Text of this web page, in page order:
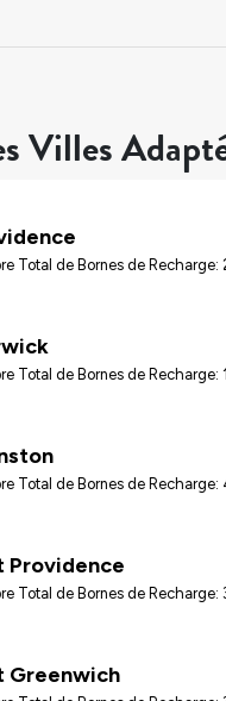
Villes
Total de Bornes de Recharge:
Total de Bornes de Recharge:
Total de Bornes de Recharge:
Providence
Total de Bornes de Recharge:
Greenwich